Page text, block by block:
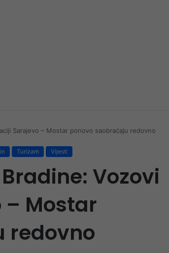
Sarajevo – Mostar ponovo saobraćaju redovno
Turizam Vijesti
Vozovi
Mostar
redovno